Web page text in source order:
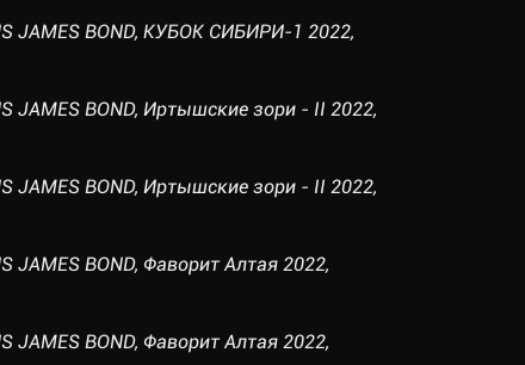
JAMES BOND, КУБОК СИБИРИ-1 2022,
JAMES BOND, Иртышские зори - II 2022,
JAMES BOND, Иртышские зори - II 2022,
JAMES BOND, Фаворит Алтая 2022,
JAMES BOND, Фаворит Алтая 2022,